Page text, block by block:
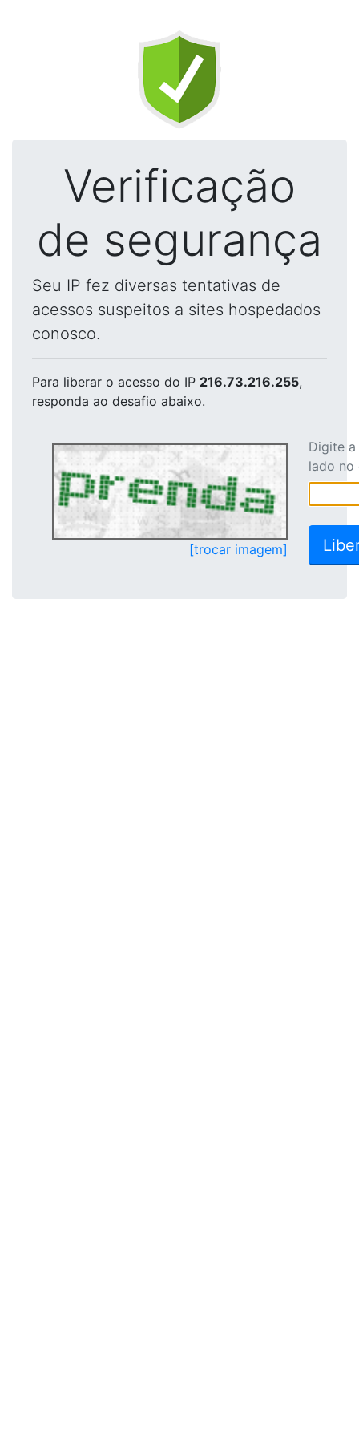
Verificação
de segurança
Seu IP fez diversas tentativas de
acessos suspeitos a sites hospedados
conosco.
Para liberar o acesso do IP 216.73.216.255,
responda ao desafio abaixo.
[trocar imagem]
Digite
lado no